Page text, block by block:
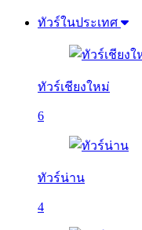
ทัวร์ในประเทศ
ทัวร์เชียงใหม่
6
ทัวร์น่าน
4